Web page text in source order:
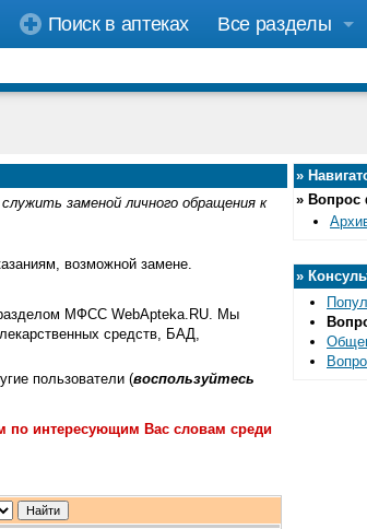
Поиск в аптеках
Все разделы
заменой личного обращения к
возможной замене.
разделом МФСС WebApteka.RU. Мы
средств, БАД,
пользователи (воспользуйтесь
по интересующим Вас словам среди
»
» Вопрос
»